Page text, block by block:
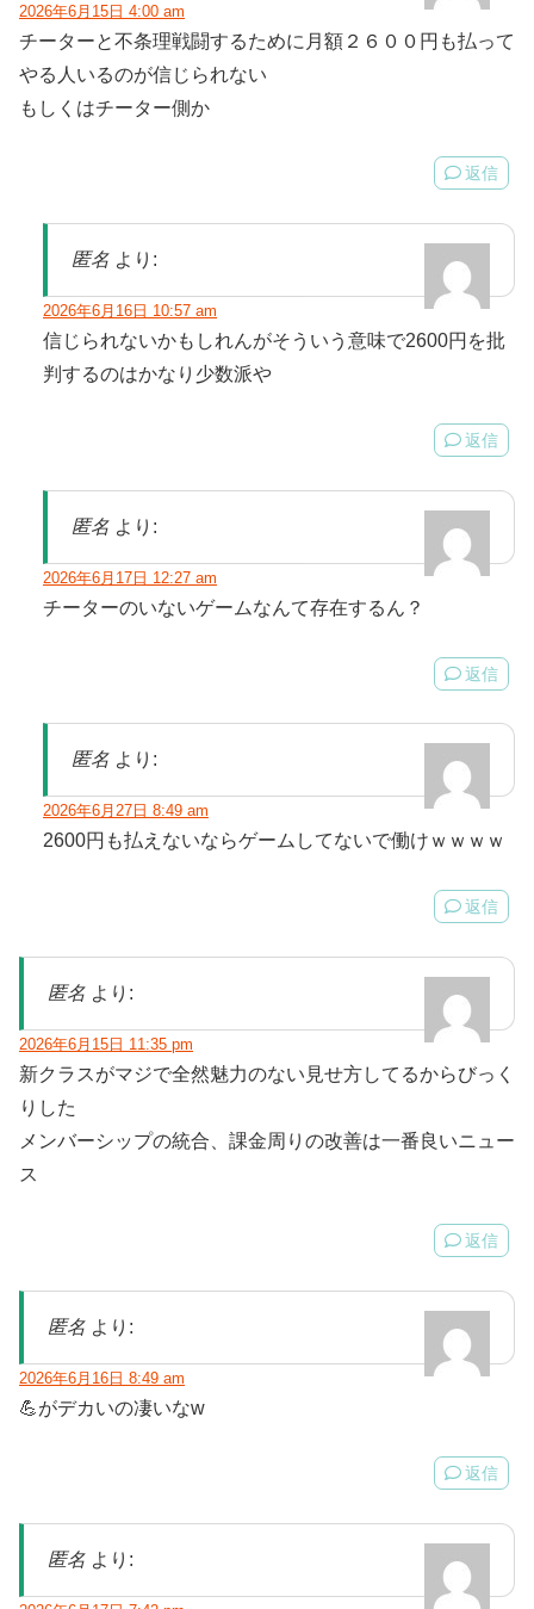
2026年6月15日 4:00 am
チーターと不条理戦闘するために月額２６００円も払って
やる人いるのが信じられない
もしくはチーター側か
返信
匿名 より:
2026年6月16日 10:57 am
信じられないかもしれんがそういう意味で2600円を批
判するのはかなり少数派や
返信
匿名 より:
2026年6月17日 12:27 am
チーターのいないゲームなんて存在するん？
返信
匿名 より:
2026年6月27日 8:49 am
2600円も払えないならゲームしてないで働けｗｗｗｗ
返信
匿名 より:
2026年6月15日 11:35 pm
新クラスがマジで全然魅力のない見せ方してるからびっく
りした
メンバーシップの統合、課金周りの改善は一番良いニュー
ス
返信
匿名 より:
2026年6月16日 8:49 am
💪がデカいの凄いなw
返信
匿名 より: